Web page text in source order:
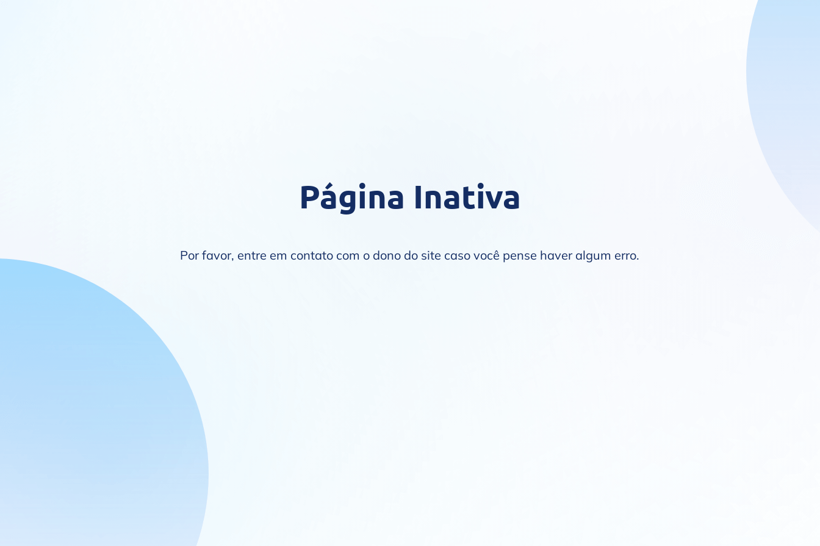
Página Inativa
Por favor, entre em contato com o dono do site caso você pense haver algum erro.